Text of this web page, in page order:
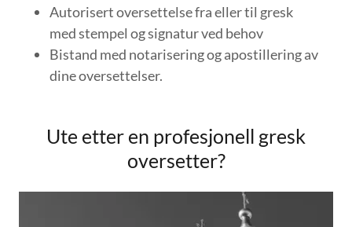
Autorisert oversettelse fra eller til gresk
med stempel og signatur ved behov
Bistand med notarisering og apostillering av
dine oversettelser.
Ute etter en profesjonell gresk
oversetter?